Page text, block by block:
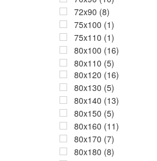
72x90 (8)
75x100 (1)
75x110 (1)
80x100 (16)
80x110 (5)
80x120 (16)
80x130 (5)
80x140 (13)
80x150 (5)
80x160 (11)
80x170 (7)
80x180 (8)